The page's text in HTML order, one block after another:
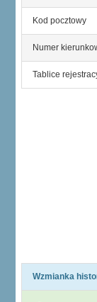
Kod pocztowy
Numer
Tablice
Wzmianka